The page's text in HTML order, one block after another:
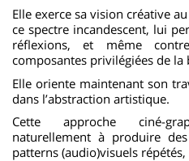
Elle exerce sa vision créative
ce spectre incandescent, lui
réflexions, et même
composantes privilégiées de la
Elle oriente maintenant son
dans l’abstraction artistique.
Cette approche ciné-
naturellement à produire
patterns (audio)visuels